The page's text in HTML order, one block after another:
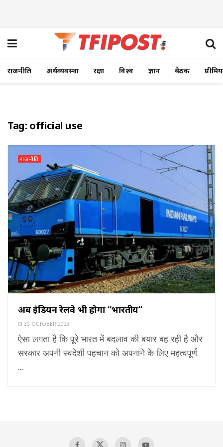
राजनीति अर्थव्यवस्था रक्षा विश्व ज्ञान बैठक
Tag: official use
राजनीति
अब इंडियन रेलवे भी होगा “भारतीय”
30 OCTOBER 2023
ऐसा लगता है कि पूरे भारत में बदलाव की बयार बह रही है और
सरकार अपनी स्वदेशी पहचान को अपनाने के लिए महत्वपूर्ण
...